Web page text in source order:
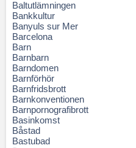
Baltutlämningen
Bankkultur
Banyuls sur Mer
Barcelona
Barn
Barnbarn
Barndomen
Barnförhör
Barnfridsbrott
Barnkonventionen
Barnpornografibrott
Basinkomst
Båstad
Bastubad